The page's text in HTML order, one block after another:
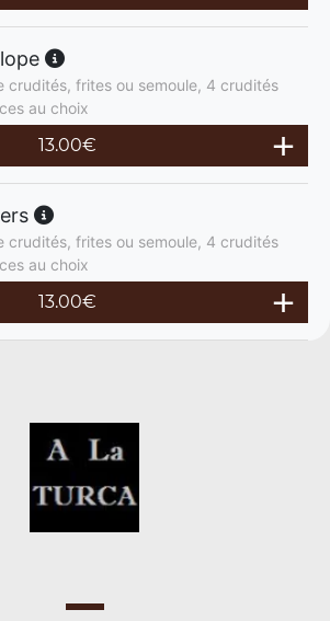
crudités, frites ou semoule, 4 crudités
au choix
13.00€
crudités, frites ou semoule, 4 crudités
au choix
13.00€